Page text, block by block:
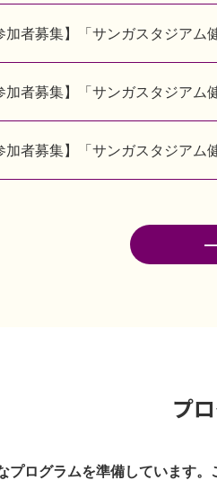
加者募集】「サンガスタジア
加者募集】「サンガスタジア
加者募集】「サンガスタジア
プ
プログラムを準備しています。